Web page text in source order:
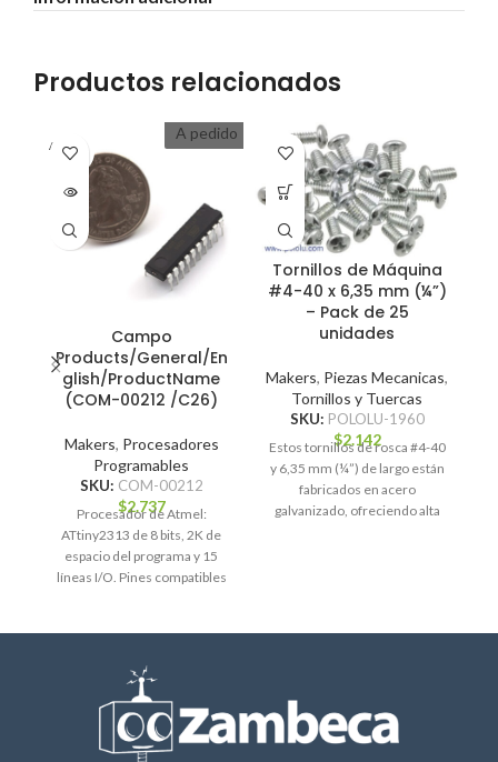
Productos relacionados
A PEDI
DO
A pedido
Campo
Products/General/En
glish/ProductName
(COM-00212 /C26)
Makers, Procesadores
Programables
SKU: COM-00212
$2.737
Procesador de Atmel:
ATtiny2313 de 8 bits, 2K de
espacio del programa y 15
líneas I/O. Pines compatibles
Tornillos de Máquina
#4-40 x 6,35 mm (¼”)
– Pack de 25
unidades
Makers, Piezas Mecanicas,
Tornillos y Tuercas
SKU: POLOLU-1960
$2.142
Estos tornillos de rosca #4-40
y 6,35 mm (¼”) de largo están
fabricados en acero
galvanizado, ofreciendo alta